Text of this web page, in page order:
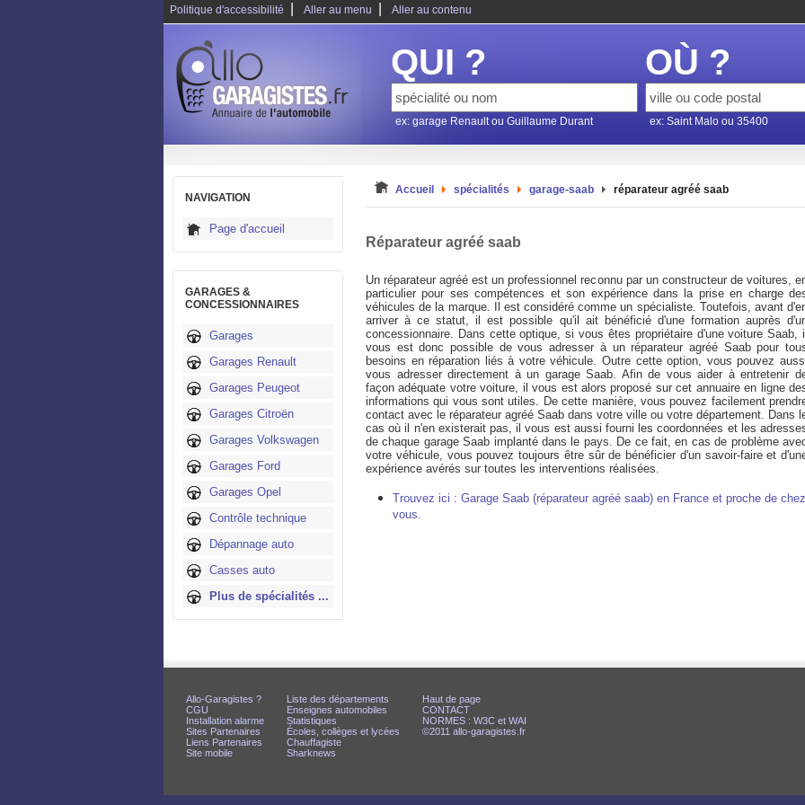
Politique d'accessibilité Aller au menu Aller au contenu
QUI ?
ex: garage Renault ou Guillaume Durant
OÙ ?
ex: Saint Malo ou 35400
NAVIGATION
Page d'accueil
GARAGES &
CONCESSIONNAIRES
Garages
Garages Renault
Garages Peugeot
Garages Citroën
Garages Volkswagen
Garages Ford
Garages Opel
Contrôle technique
Dépannage auto
Casses auto
Plus de spécialités ...
Accueil spécialités garage-saab réparateur agréé saab
Réparateur agréé saab
Un réparateur agréé est un professionnel reconnu par un constructeur de voitures,
particulier pour ses compétences et son expérience dans la prise en charge
véhicules de la marque. Il est considéré comme un spécialiste. Toutefois, avant
arriver à ce statut, il est possible qu'il ait bénéficié d'une formation auprès
concessionnaire. Dans cette optique, si vous êtes propriétaire d'une voiture Saab,
vous est donc possible de vous adresser à un réparateur agréé Saab pour
besoins en réparation liés à votre véhicule. Outre cette option, vous pouvez
vous adresser directement à un garage Saab. Afin de vous aider à entretenir
façon adéquate votre voiture, il vous est alors proposé sur cet annuaire en ligne
informations qui vous sont utiles. De cette manière, vous pouvez facilement
contact avec le réparateur agréé Saab dans votre ville ou votre département. Dans
cas où il n'en existerait pas, il vous est aussi fourni les coordonnées et les
de chaque garage Saab implanté dans le pays. De ce fait, en cas de problème
votre véhicule, vous pouvez toujours être sûr de bénéficier d'un savoir-faire et
expérience avérés sur toutes les interventions réalisées.
Trouvez ici : Garage Saab (réparateur agréé saab) en France et proche de chez
vous.
Allo-Garagistes ?
CGU
Installation alarme
Sites Partenaires
Liens Partenaires
Site mobile
Liste des départements
Enseignes automobiles
Statistiques
Écoles, collèges et lycées
Chauffagiste
Sharknews
Haut de page
CONTACT
NORMES : W3C et WAI
©2011 allo-garagistes.fr